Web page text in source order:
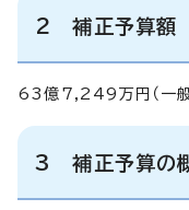
2 補正予算額
63億7,249万円（一般
3 補正予算の